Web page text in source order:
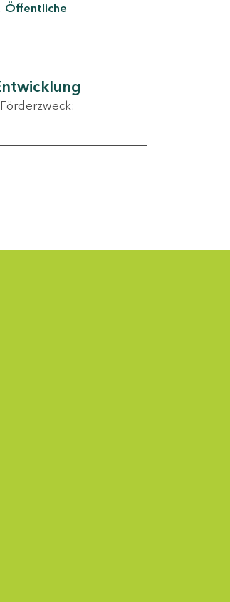
Öffentliche
Förderzweck: